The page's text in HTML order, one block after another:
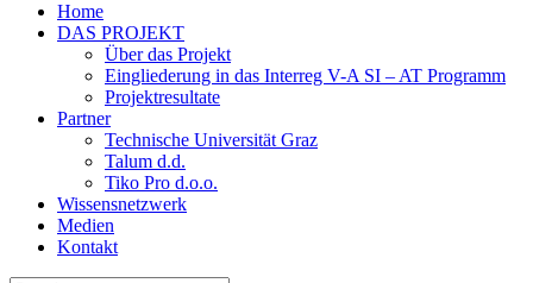
Home
DAS PROJEKT
Über das Projekt
Eingliederung in das Interreg V-A SI – AT Programm
Projektresultate
Partner
Technische Universität Graz
Talum d.d.
Tiko Pro d.o.o.
Wissensnetzwerk
Medien
Kontakt